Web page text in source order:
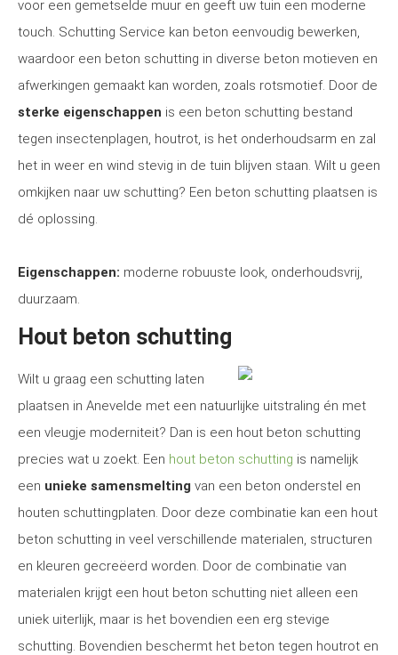
voor een gemetselde muur en geeft uw tuin een moderne
touch. Schutting Service kan beton eenvoudig bewerken,
waardoor een beton schutting in diverse beton motieven en
afwerkingen gemaakt kan worden, zoals rotsmotief. Door de
sterke eigenschappen is een beton schutting bestand
tegen insectenplagen, houtrot, is het onderhoudsarm en zal
het in weer en wind stevig in de tuin blijven staan. Wilt u geen
omkijken naar uw schutting? Een beton schutting plaatsen is
dé oplossing.
Eigenschappen: moderne robuuste look, onderhoudsvrij,
duurzaam.
Hout beton schutting
Wilt u graag een schutting laten
plaatsen in Anevelde met een natuurlijke uitstraling én met
een vleugje moderniteit? Dan is een hout beton schutting
precies wat u zoekt. Een hout beton schutting is namelijk
een unieke samensmelting van een beton onderstel en
houten schuttingplaten. Door deze combinatie kan een hout
beton schutting in veel verschillende materialen, structuren
en kleuren gecreëerd worden. Door de combinatie van
materialen krijgt een hout beton schutting niet alleen een
uniek uiterlijk, maar is het bovendien een erg stevige
schutting. Bovendien beschermt het beton tegen houtrot en